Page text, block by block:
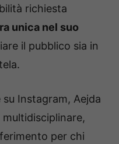
richiesta
unica nel suo
il pubblico sia in
Instagram, Aejda
per chi